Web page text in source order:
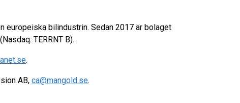
europeiska bilindustrin. Sedan 2017 är bolaget
TERRNT B).
.
AB, ca@mangold.se.